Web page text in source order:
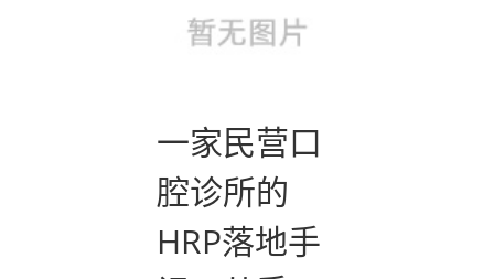
一家民营口
腔诊所的
HRP落地手